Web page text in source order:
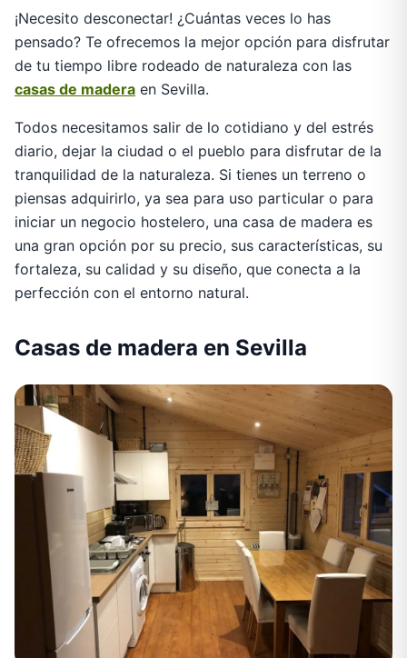
¡Necesito desconectar! ¿Cuántas veces lo has
pensado? Te ofrecemos la mejor opción para disfrutar
de tu tiempo libre rodeado de naturaleza con las
casas de madera en Sevilla.
Todos necesitamos salir de lo cotidiano y del estrés
diario, dejar la ciudad o el pueblo para disfrutar de la
tranquilidad de la naturaleza. Si tienes un terreno o
piensas adquirirlo, ya sea para uso particular o para
iniciar un negocio hostelero, una casa de madera es
una gran opción por su precio, sus características, su
fortaleza, su calidad y su diseño, que conecta a la
perfección con el entorno natural.
Casas de madera en Sevilla